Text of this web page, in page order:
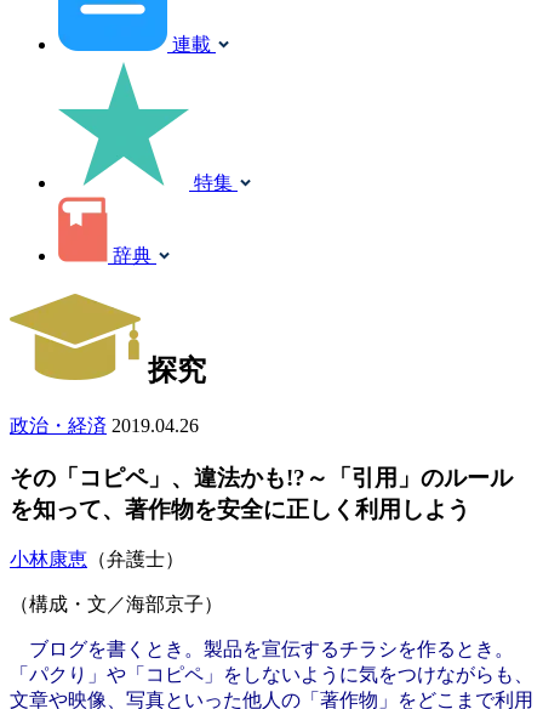
連載
特集
辞典
探究
政治・経済 2019.04.26
その「コピペ」、違法かも!?～「引用」のルール
を知って、著作物を安全に正しく利用しよう
小林康恵 （弁護士）
（構成・文／海部京子）
ブログを書くとき。製品を宣伝するチラシを作るとき。
「パクり」や「コピペ」をしないように気をつけながらも、
文章や映像、写真といった他人の「著作物」をどこまで利用